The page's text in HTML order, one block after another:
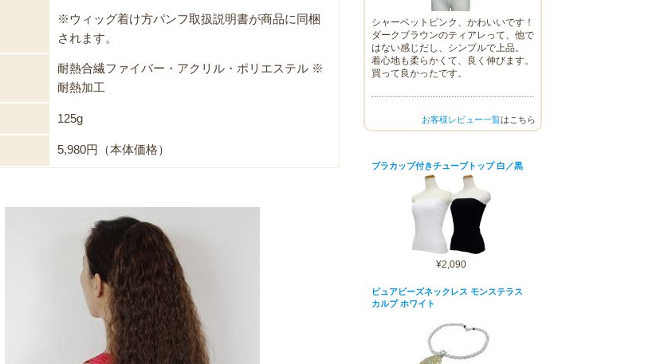
※ウィッグ着け方パンフ取扱説明書が商品に同梱
されます。
耐熱合繊ファイバー・アクリル・ポリエステル ※
耐熱加工
125g
5,980円（本体価格）
シャーベットピンク、かわいいです！
ダークブラウンのティアレって、他で
はない感じだし、シンプルで上品。
着心地も柔らかくて、良く伸びます。
買って良かったです。
お客様レビュー一覧はこちら
ブラカップ付きチューブトップ 白／黒
¥2,090
ピュアビーズネックレス モンステラス
カルプ ホワイト